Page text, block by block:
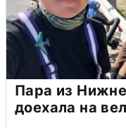
Пара из
доехала на